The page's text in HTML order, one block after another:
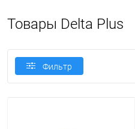
Товары Delta Plus
Фильтр